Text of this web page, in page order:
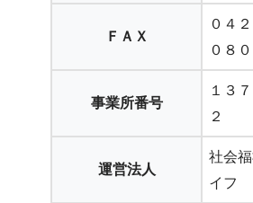
ＦＡＸ
０４
０８０
事業所番号
１３
２
運営法人
社会
イフ